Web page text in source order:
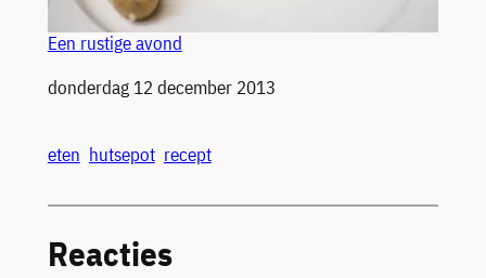
Een rustige avond
Datum
donderdag 12 december 2013
eten hutsepot recept
Reacties